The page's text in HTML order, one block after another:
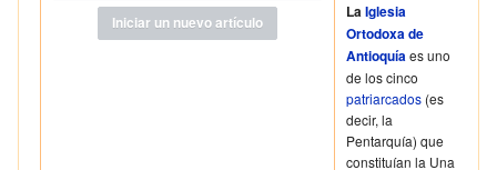
LaIglesia
Ortodoxa de
Antioquíaes uno
de los cinco
patriarcados (es
decir, la
Pentarquía) que
constituían la Una